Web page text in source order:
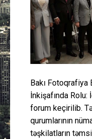
Bakı Fotoqrafiya
İnkişafında Rolu:
forum keçirilib.
qurumlarının
təşkilatların